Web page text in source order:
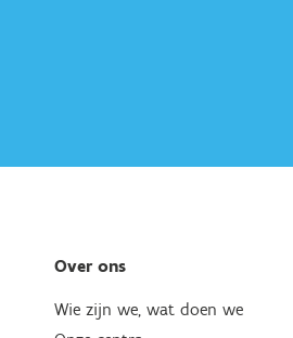
Over ons
Wie zijn we, wat doen we